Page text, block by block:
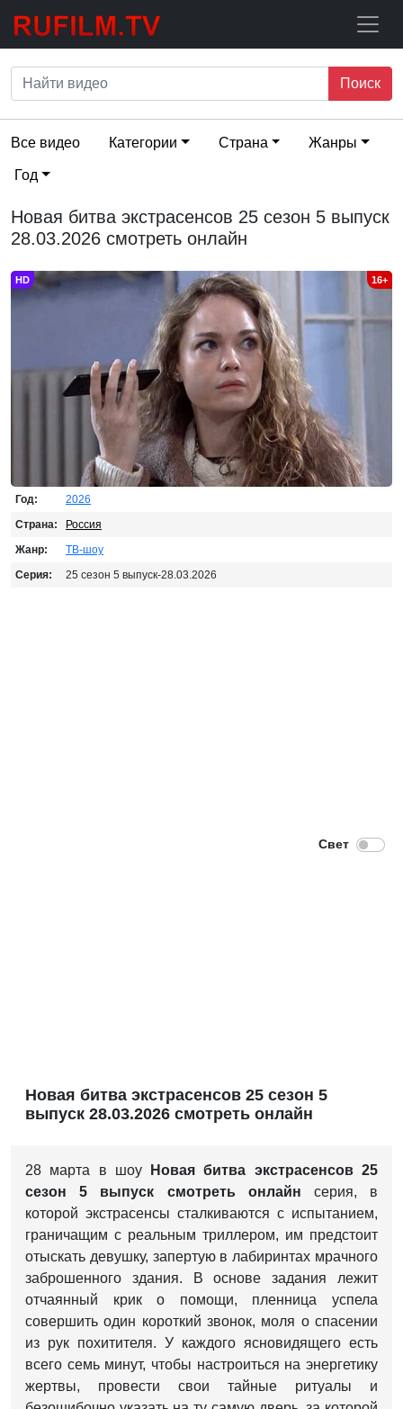
Поиск
Все видео Категории Страна Жанры
Год
Новая битва экстрасенсов 25 сезон 5 выпуск
28.03.2026 смотреть онлайн
HD 16+
Год:
2026
Страна:
Россия
Жанр:
ТВ-шоу
Серия:
25 сезон 5 выпуск-28.03.2026
Новая битва экстрасенсов 25 сезон 5
выпуск 28.03.2026 смотреть онлайн
28 марта в шоу
Новая битва экстрасенсов 25
сезон 5 выпуск смотреть онлайн серия, в
которой экстрасенсы сталкиваются с испытанием,
граничащим с реальным триллером, им предстоит
отыскать девушку, запертую в лабиринтах мрачного
заброшенного здания. В основе задания лежит
отчаянный крик о помощи, пленница успела
совершить один короткий звонок, моля о спасении
из рук похитителя. У каждого ясновидящего есть
всего семь минут, чтобы настроиться на энергетику
жертвы, провести свои тайные ритуалы и